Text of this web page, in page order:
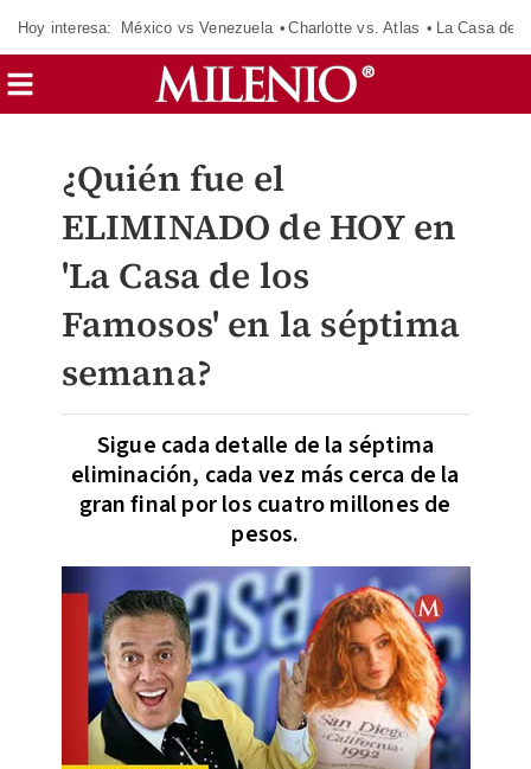
Hoy interesa: México vs Venezuela Charlotte vs. Atlas La Casa de
¿Quién fue el
ELIMINADO de HOY en
'La Casa de los
Famosos' en la séptima
semana?
Sigue cada detalle de la séptima
eliminación, cada vez más cerca de la
gran final por los cuatro millones de
pesos.